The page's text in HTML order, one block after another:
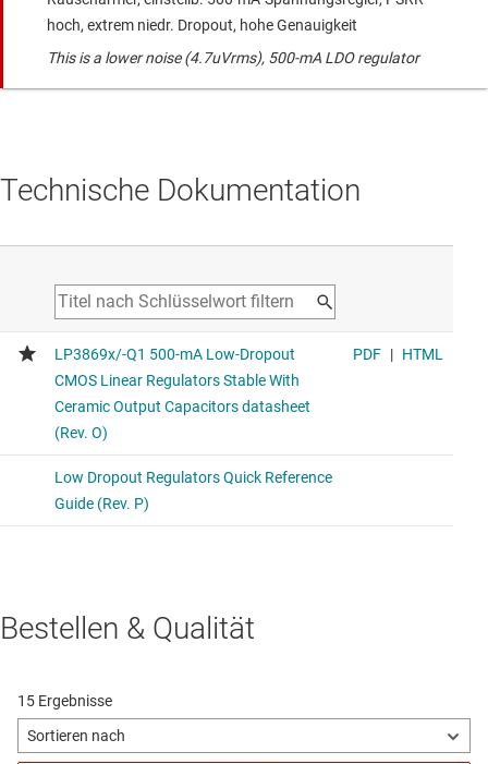
hoch, extrem niedr. Dropout, hohe Genauigkeit
This is a lower noise (4.7uVrms), 500-mA LDO regulator
Technische Dokumentation
Bestellen & Qualität